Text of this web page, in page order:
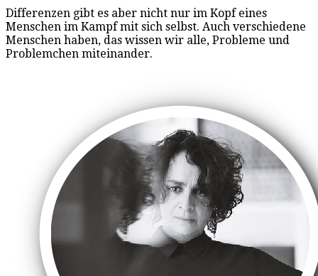
Differenzen gibt es aber nicht nur im Kopf eines
Menschen im Kampf mit sich selbst. Auch verschiedene
Menschen haben, das wissen wir alle, Probleme und
Problemchen miteinander.